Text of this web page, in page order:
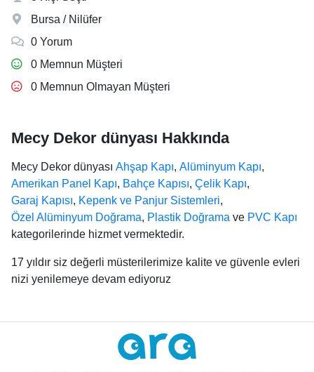
Bursa / Nilüfer
0 Yorum
0 Memnun Müşteri
0 Memnun Olmayan Müşteri
Mecy Dekor dünyası Hakkında
Mecy Dekor dünyası Ahşap Kapı, Alüminyum Kapı,
Amerikan Panel Kapı, Bahçe Kapısı, Çelik Kapı,
Garaj Kapısı, Kepenk ve Panjur Sistemleri,
Özel Alüminyum Doğrama, Plastik Doğrama ve PVC Kapı
kategorilerinde hizmet vermektedir.
17 yıldır siz değerli müsterilerimize kalite ve güvenle evleri
nizi yenilemeye devam ediyoruz